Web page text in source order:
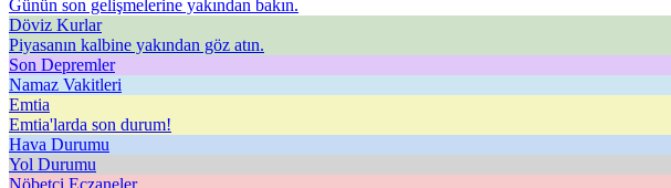
Günün son gelişmelerine yakından bakın.
Döviz Kurlar
Piyasanın kalbine yakından göz atın.
Son Depremler
Namaz Vakitleri
Emtia
Emtia'larda son durum!
Hava Durumu
Yol Durumu
Nöbetçi Eczaneler